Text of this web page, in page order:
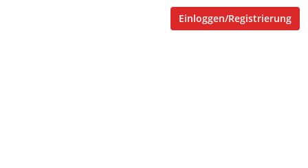
Einloggen/Registrierung